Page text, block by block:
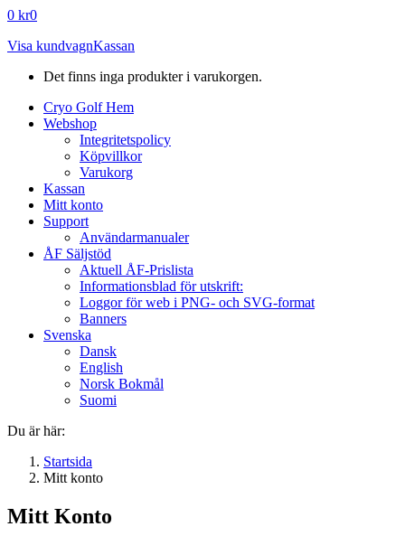
0 kr0
Visa kundvagnKassan
Det finns inga produkter i varukorgen.
Cryo Golf Hem
Webshop
Integritetspolicy
Köpvillkor
Varukorg
Kassan
Mitt konto
Support
Användarmanualer
ÅF Säljstöd
Aktuell ÅF-Prislista
Informationsblad för utskrift:
Loggor för web i PNG- och SVG-format
Banners
Svenska
Dansk
English
Norsk Bokmål
Suomi
Du är här:
Startsida
Mitt konto
Mitt Konto